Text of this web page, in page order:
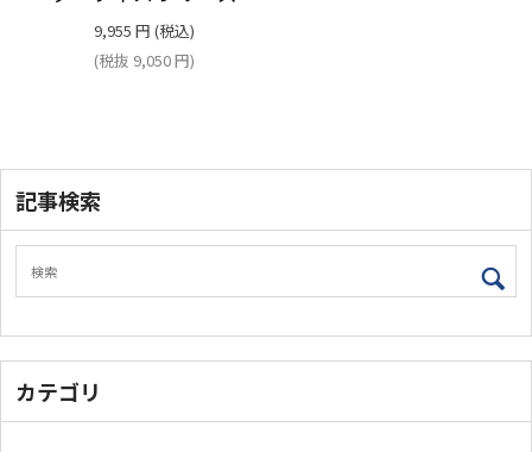
9,955 円 (税込)
(税抜 9,050円)
記事検索
カテゴリ